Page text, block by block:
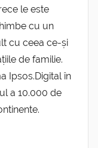
le este
cu un
cu ceea ce-și
de familie.
Ipsos.Digital în
a 10.000 de